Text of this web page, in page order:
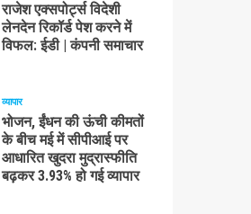
राजेश एक्सपोर्ट्स विदेशी
लेनदेन रिकॉर्ड पेश करने में
विफल: ईडी | कंपनी समाचार
व्यापार
भोजन, ईंधन की ऊंची कीमतों
के बीच मई में सीपीआई पर
आधारित खुदरा मुद्रास्फीति
बढ़कर 3.93% हो गई व्यापार